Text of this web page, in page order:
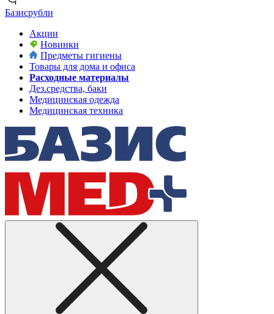
Базисрубли
Акции
Новинки
Предметы гигиены
Товары для дома и офиса
Расходные материалы
Дез.средства, баки
Медицинская одежда
Медицинская техника